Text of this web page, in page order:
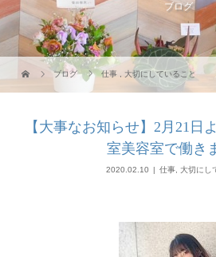
ブログ
ブログ 仕事 大切にしていること
【大事なお知らせ】2月21日
室美容室で働き
2020.02.10 仕事, 大切にし